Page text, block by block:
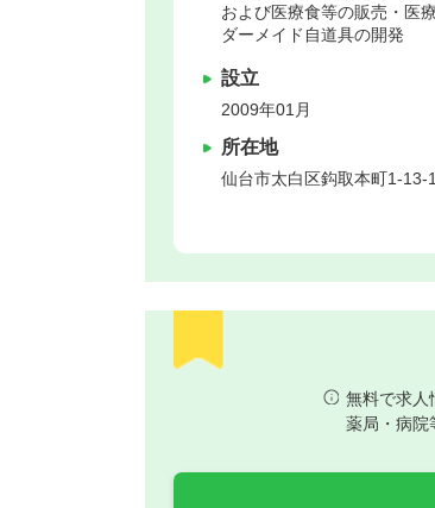
および医療食等の販売・医
ダーメイド自道具の開発
設立
2009年01月
所在地
仙台市太白区鈎取本町1‐13-1
無料で求人
薬局・病院